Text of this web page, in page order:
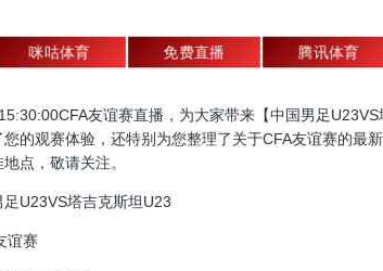
咪咕体育 免费直播 腾讯体育
友谊赛直播，为大家带来【中国男足
的观赛体验，还特别为您整理了关于CFA友谊赛的
点，敬请关注。
足U23VS塔吉克斯坦U23
谊赛